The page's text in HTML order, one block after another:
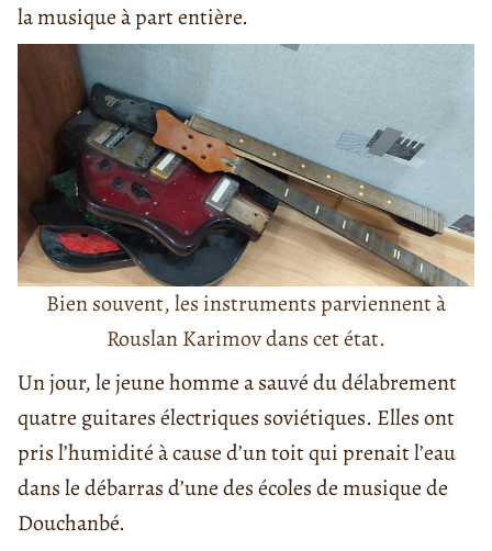
la musique à part entière.
Bien souvent, les instruments parviennent à
Rouslan Karimov dans cet état.
Un jour, le jeune homme a sauvé du délabrement
quatre guitares électriques soviétiques. Elles ont
pris l’humidité à cause d’un toit qui prenait l’eau
dans le débarras d’une des écoles de musique de
Douchanbé.